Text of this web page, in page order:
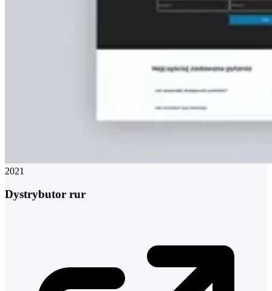
2021
Dystrybutor rur